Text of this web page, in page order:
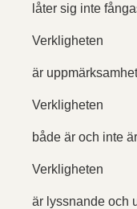
låter sig inte
Verkligheten
är
Verkligheten
både är och inte är
Verkligheten
är lyssnande och